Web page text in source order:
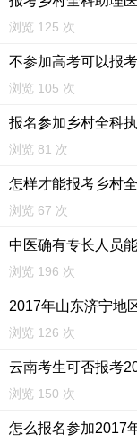
浏览 125 次
不参加高考可以报
浏览 105 次
报名参加乡村全科
浏览 81 次
怎样才能报考乡村
浏览 67 次
中医确有专长人员
浏览 196 次
2017年山东济宁地
浏览 126 次
云南考生可否报考
浏览 150 次
怎么报名参加2017